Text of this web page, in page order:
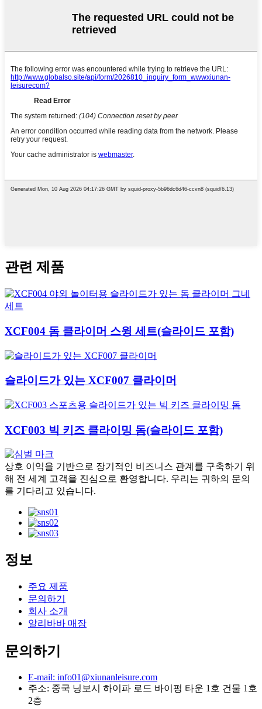
관련 제품
XCF004 돔 클라이머 스윙 세트(슬라이드 포함)
슬라이드가 있는 XCF007 클라이머
XCF003 빅 키즈 클라이밍 돔(슬라이드 포함)
상호 이익을 기반으로 장기적인 비즈니스 관계를 구축하기 위
해 전 세계 고객을 진심으로 환영합니다. 우리는 귀하의 문의
를 기다리고 있습니다.
정보
주요 제품
문의하기
회사 소개
알리바바 매장
문의하기
E-mail: info01@xiunanleisure.com
주소: 중국 닝보시 하이파 로드 바이펑 타운 1호 건물 1호
2층